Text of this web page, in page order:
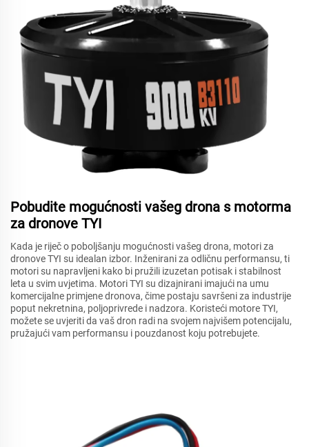
Pobudite mogućnosti vašeg drona s motorma
za dronove TYI
Kada je riječ o poboljšanju mogućnosti vašeg drona, motori za
dronove TYI su idealan izbor. Inženirani za odličnu performansu, ti
motori su napravljeni kako bi pružili izuzetan potisak i stabilnost
leta u svim uvjetima. Motori TYI su dizajnirani imajući na umu
komercijalne primjene dronova, čime postaju savršeni za industrije
poput nekretnina, poljoprivrede i nadzora. Koristeći motore TYI,
možete se uvjeriti da vaš dron radi na svojem najvišem potencijalu,
pružajući vam performansu i pouzdanost koju potrebujete.